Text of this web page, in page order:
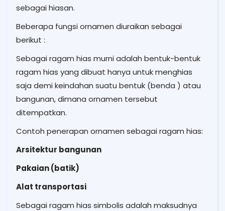
sebagai hiasan.
Beberapa fungsi ornamen diuraikan sebagai
berikut :
Sebagai ragam hias murni adalah bentuk-bentuk
ragam hias yang dibuat hanya untuk menghias
saja demi keindahan suatu bentuk (benda ) atau
bangunan, dimana ornamen tersebut
ditempatkan.
Contoh penerapan ornamen sebagai ragam hias:
Arsitektur bangunan
Pakaian (batik)
Alat transportasi
Sebagai ragam hias simbolis adalah maksudnya